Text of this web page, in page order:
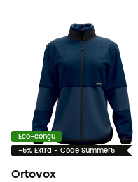
Eco-conçu
-5% Extra - Code Summer5
Ortovox